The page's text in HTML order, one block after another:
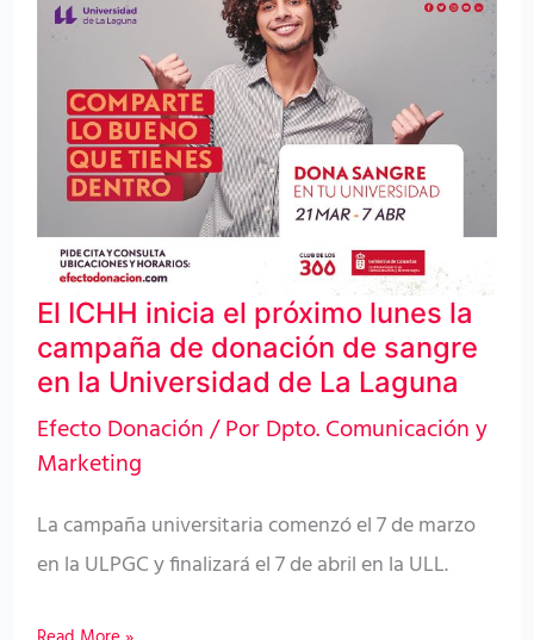
El ICHH inicia el próximo lunes la
campaña de donación de sangre
en la Universidad de La Laguna
Efecto Donación/ PorDpto. Comunicación y
Marketing
La campaña universitaria comenzó el 7 de marzo
en la ULPGC y finalizará el 7 de abril en la ULL.
inicia
próximo
lunes
la
campaña
de
donación
de
sangre
en
la
Universidad